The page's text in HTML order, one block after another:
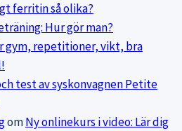
ferritin så olika?
Hur gör man?
gym, repetitioner, vikt, bra
test av syskonvagnen Petite
omNy onlinekurs i video: Lär dig